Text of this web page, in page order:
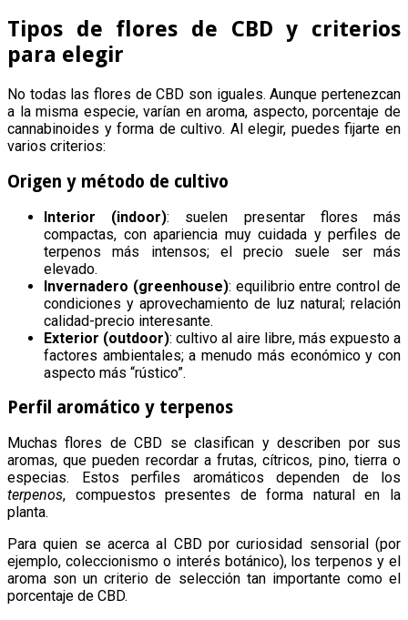
Tipos de flores de CBD y criterios
para elegir
No todas las flores de CBD son iguales. Aunque pertenezcan
a la misma especie, varían en aroma, aspecto, porcentaje de
cannabinoides y forma de cultivo. Al elegir, puedes fijarte en
varios criterios:
Origen y método de cultivo
Interior (indoor): suelen presentar flores más
compactas, con apariencia muy cuidada y perfiles de
terpenos más intensos; el precio suele ser más
elevado.
Invernadero (greenhouse): equilibrio entre control de
condiciones y aprovechamiento de luz natural; relación
calidad-precio interesante.
Exterior (outdoor): cultivo al aire libre, más expuesto a
factores ambientales; a menudo más económico y con
aspecto más “rústico”.
Perfil aromático y terpenos
Muchas flores de CBD se clasifican y describen por sus
aromas, que pueden recordar a frutas, cítricos, pino, tierra o
especias. Estos perfiles aromáticos dependen de los
terpenos, compuestos presentes de forma natural en la
planta.
Para quien se acerca al CBD por curiosidad sensorial (por
ejemplo, coleccionismo o interés botánico), los terpenos y el
aroma son un criterio de selección tan importante como el
porcentaje de CBD.